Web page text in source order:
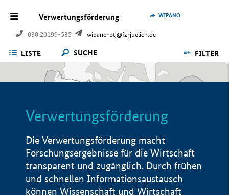
Verwertungsförderung
030 20199-535 wipano-ptj@fz-juelich.de
WIPANO
LISTE SUCHE FILTER
Verwertungsförderung
Die Verwertungsförderung macht
Forschungsergebnisse für die Wirtschaft
transparent und zugänglich. Durch frühen
und schnellen Informationsaustausch
können Wissenschaft und Wirtschaft